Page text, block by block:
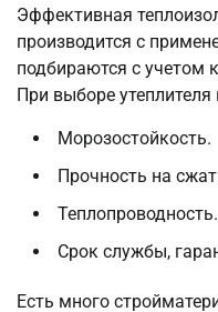
Эффективная
производится с
подбираются с учетом
При выборе утеплителя
Морозостойкость.
Прочность на
Теплопроводность.
Срок службы,
Есть много